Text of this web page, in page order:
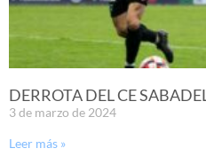
DERROTA DEL CE
3 de marzo de 2024
Leer más »